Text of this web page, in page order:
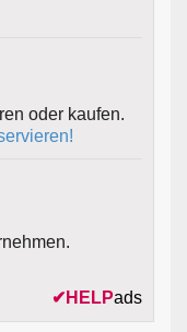
oder kaufen.
✔ HELPads